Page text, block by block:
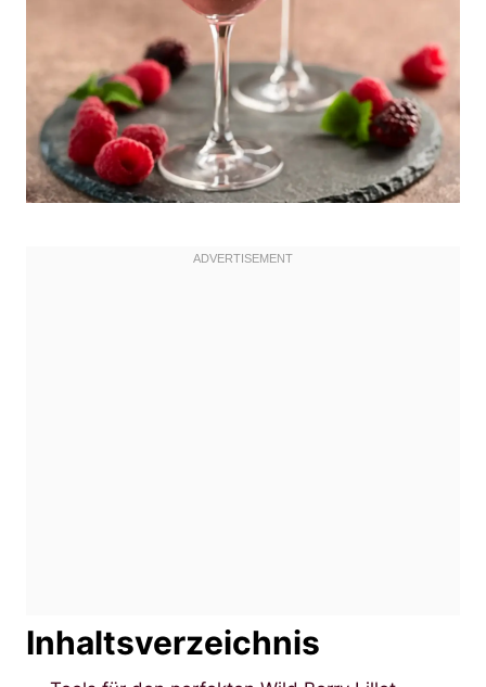
Inhaltsverzeichnis